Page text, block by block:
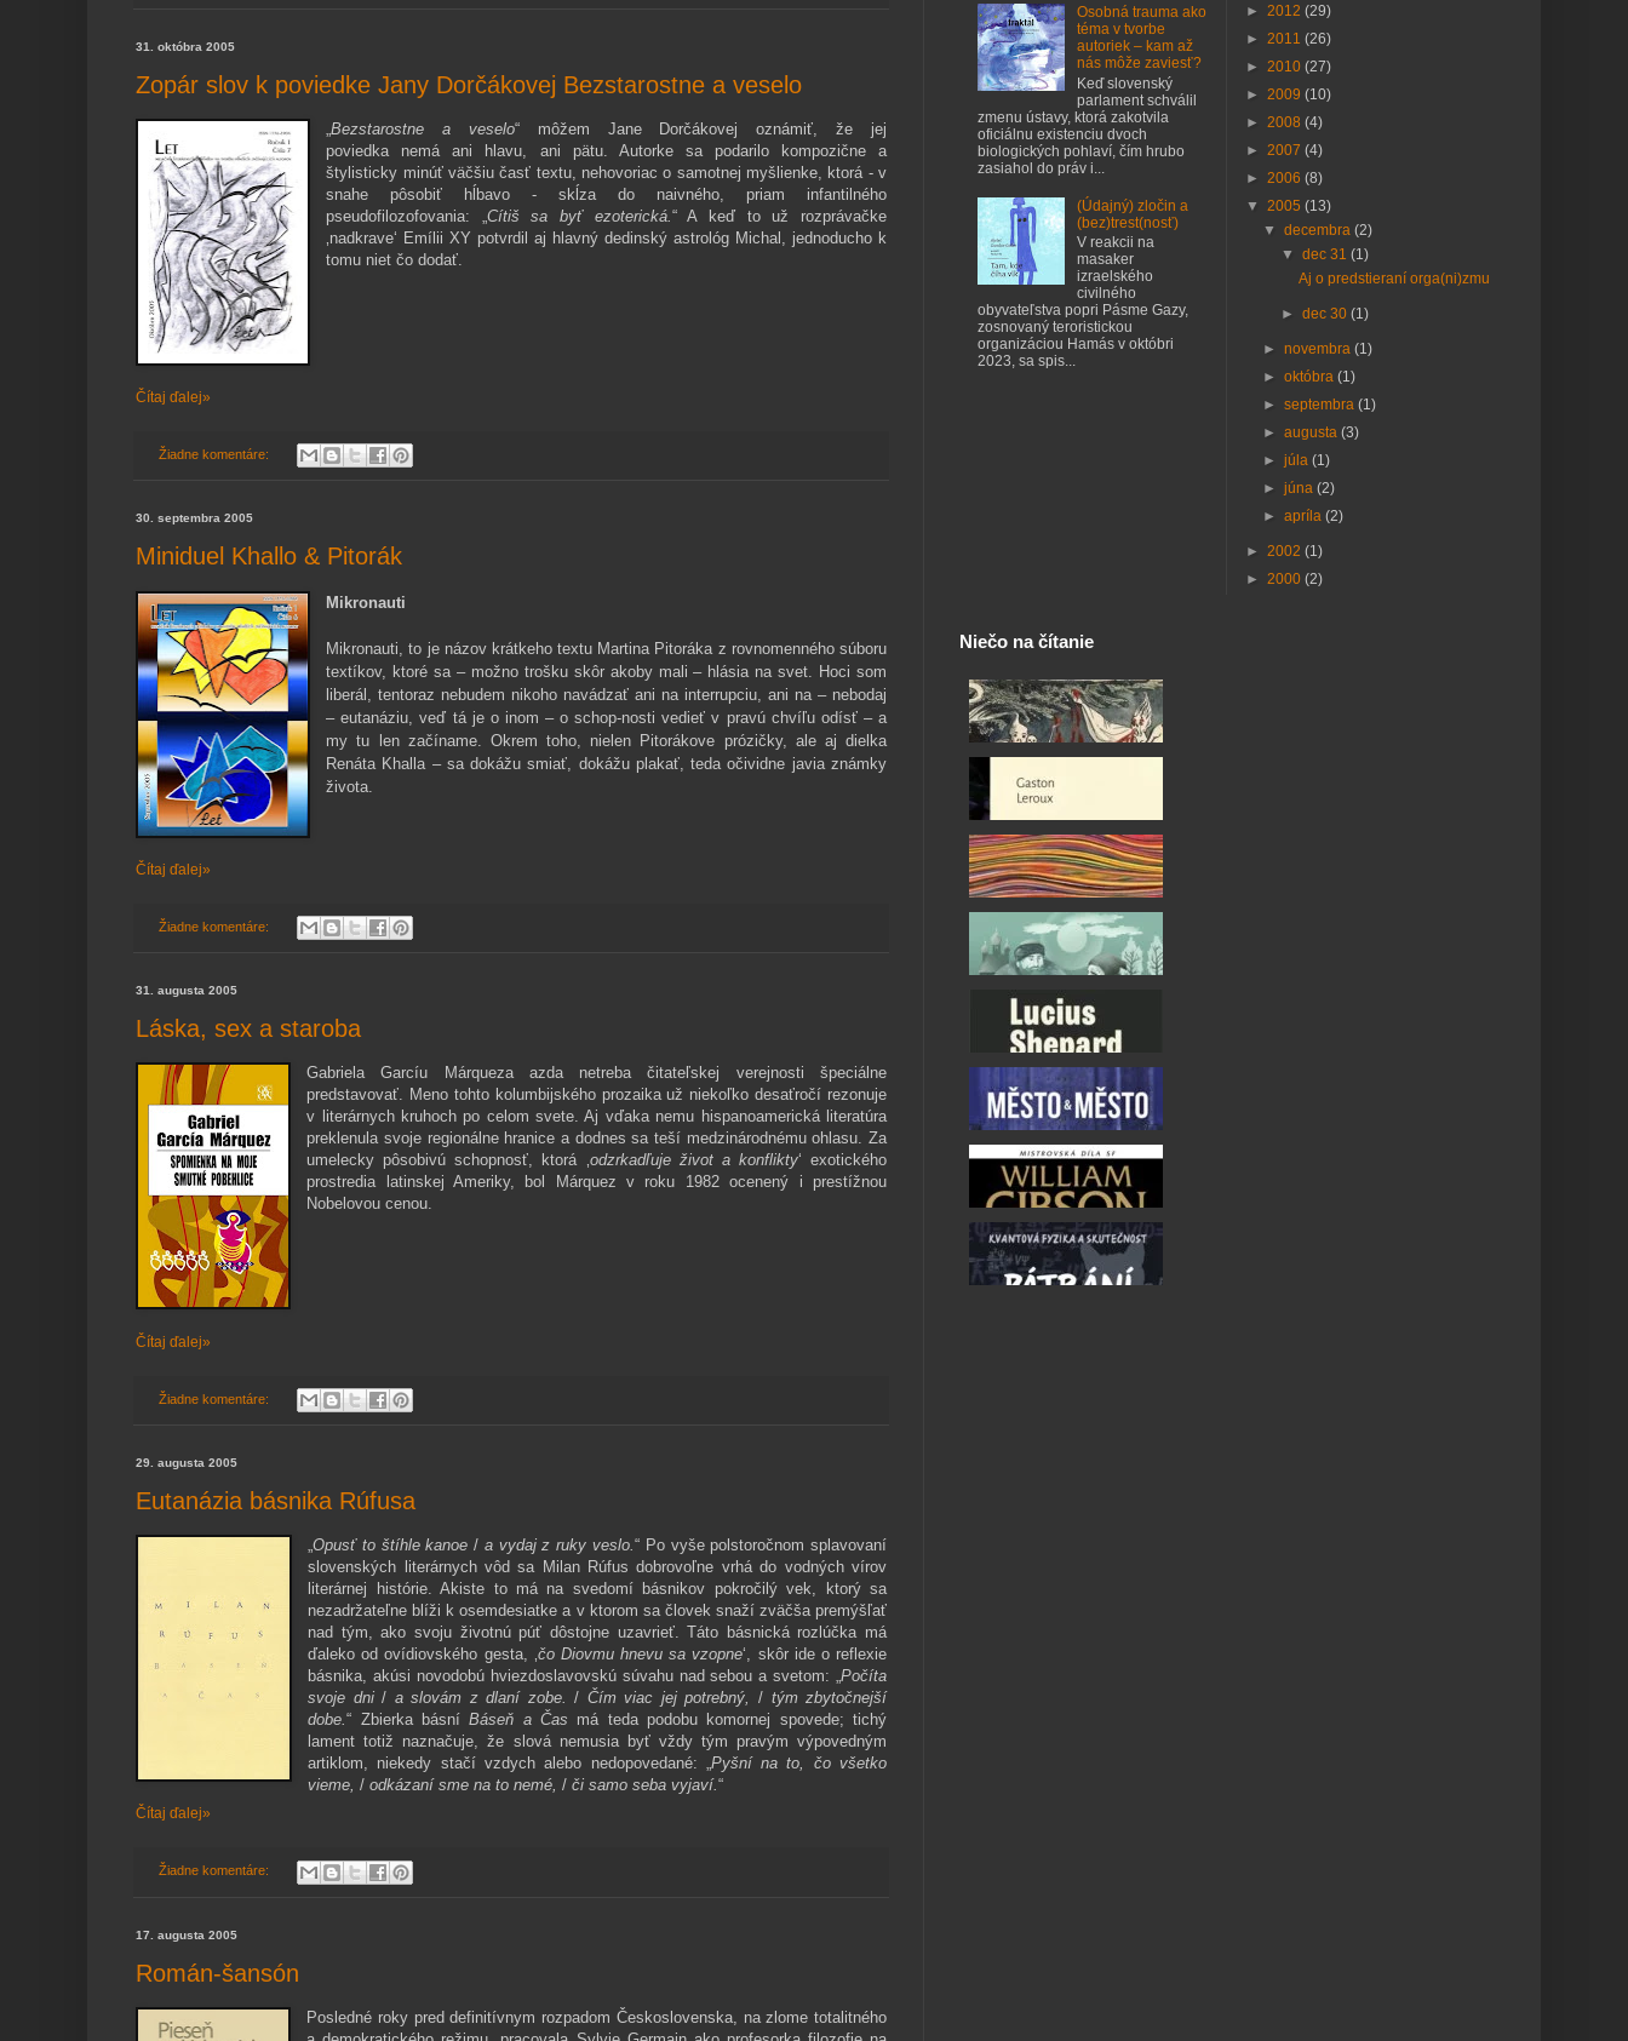
31. októbra 2005
Zopár slov k poviedke Jany Dorčákovej Bezstarostne a veselo
„Bezstarostne a veselo“ môžem Jane Dorčákovej oznámiť, že jej
poviedka nemá ani hlavu, ani pätu. Autorke sa podarilo kompozične a
štylisticky minúť väčšiu časť textu, nehovoriac o samotnej myšlienke, ktorá - v
snahe pôsobiť hĺbavo - skĺza do naivného, priam infantilného
pseudofilozofovania: „ Cítiš sa byť ezoterická. “ A keď to už rozprávačke
‚nadkrave‘ Emílii XY potvrdil aj hlavný dedinský astrológ Michal, jednoducho k
tomu niet čo dodať.
Čítaj ďalej»
Žiadne komentáre:
30. septembra 2005
Miniduel Khallo & Pitorák
Mikronauti
Mikronauti, to je názov krátkeho textu Martina Pitoráka z rovnomenného súboru
textíkov, ktoré sa – možno trošku skôr akoby mali – hlásia na svet. Hoci som
liberál, tentoraz nebudem nikoho navádzať ani na interrupciu, ani na – nebodaj
– eutanáziu, veď tá je o inom – o schop-nosti vedieť v pravú chvíľu odísť – a
my tu len začíname. Okrem toho, nielen Pitorákove prózičky, ale aj dielka
Renáta Khalla – sa dokážu smiať, dokážu plakať, teda očividne javia známky
života.
Čítaj ďalej»
Žiadne komentáre:
31. augusta 2005
Láska, sex a staroba
Gabriela Garcíu Márqueza azda netreba čitateľskej verejnosti špeciálne
predstavovať. Meno tohto kolumbijského prozaika už niekoľko desaťročí rezonuje
v literárnych kruhoch po celom svete. Aj vďaka nemu hispanoamerická literatúra
preklenula svoje regionálne hranice a dodnes sa teší medzinárodnému ohlasu. Za
umelecky pôsobivú schopnosť, ktorá ‚odzrkad­ľuje život a konflikty‘ exotického
prostredia latinskej Ameriky, bol Márquez v roku 1982 oce­nený i prestížnou
Nobelovou cenou.
Čítaj ďalej»
Žiadne komentáre:
29. augusta 2005
Eutanázia básnika Rúfusa
„Opusť to štíhle kanoe / a vydaj z ruky veslo.“ Po vyše polstoročnom splavovaní
slovenských literárnych vôd sa Milan Rúfus dobrovoľne vrhá do vodných vírov
literárnej histórie. Akiste to má na svedomí básnikov pokročilý vek, ktorý sa
nezadržateľne blíži k osemdesiatke a v ktorom sa človek snaží zväčša premýšľať
nad tým, ako svoju životnú púť dôstojne uzav­rieť. Táto básnická rozlúčka má
ďaleko od ovídiovského gesta, ‚čo Diovmu hnevu sa vzopne‘, skôr ide o reflexie
básnika, akúsi novodobú hviezdoslavovskú súvahu nad sebou a svetom: „Počíta
svoje dni/ a slovám z dlaní zobe. / Čím viac jej potrebný, / tým zbytočnejší
dobe.“ Zbierka básníBáseň a Čas má teda podobu komornej spovede; tichý
lament totiž naznačuje, že slová nemusia byť vždy tým pravým výpovedným
artiklom, niekedy stačí vzdych alebo nedopovedané: „Pyšní na to, čo všetko
vieme, /odkázaní sme na to nemé, /či samo seba vy­javí.“
Čítaj ďalej»
Žiadne komentáre:
17. augusta 2005
Román-šansón
Posledné roky pred definitívnym rozpadom Československa, na zlome totalitného
Osobná trauma ako
téma v tvorbe
autoriek – kam až
nás môže zaviesť?
Keď slovenský
parlament schválil
zmenu ústavy, ktorá zakotvila
oficiálnu existenciu dvoch
biologických pohlaví, čím hrubo
zasiahol do práv i...
(Údajný) zločin a
(bez)trest(nosť)
V reakcii na
masaker
izraelského
civilného
obyvateľstva popri Pásme Gazy,
zosnovaný teroristickou
organizáciou Hamás v októbri
2023, sa spis...
► 2012 (29)
► 2011 (26)
► 2010 (27)
► 2009 (10)
► 2008 (4)
► 2007 (4)
► 2006 (8)
▼ 2005 (13)
▼decembra(2)
▼ dec 31 (1)
Aj o predstieraní orga(ni)zmu
► dec 30 (1)
►novembra(1)
►októbra(1)
►septembra(1)
►augusta(3)
►júla(1)
►júna(2)
►apríla(2)
► 2002 (1)
► 2000 (2)
Niečo na čítanie